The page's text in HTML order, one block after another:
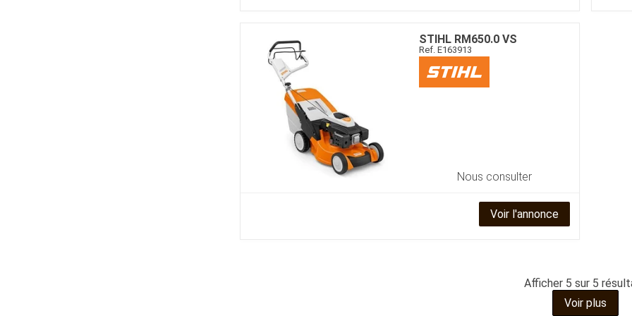
STIHL RM650.0 VS
Ref. E163913
Nous consulter
Voir l'annonce
Afficher 5 sur 5
Voir plus